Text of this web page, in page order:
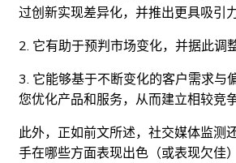
过创新实现差异化，并推出更具吸引
2. 它有助于预判市场变化，并据此调
3. 它能够基于不断变化的客户需求与
您优化产品和服务，从而建立相较竞
此外，正如前文所述，社交媒体监测
手在哪些方面表现出色（或表现欠佳